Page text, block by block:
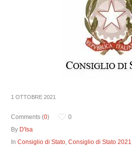
1 OTTOBRE 2021
Comments (0)
0
By D'Isa
InConsiglio di Stato,Consiglio di Stato 2021